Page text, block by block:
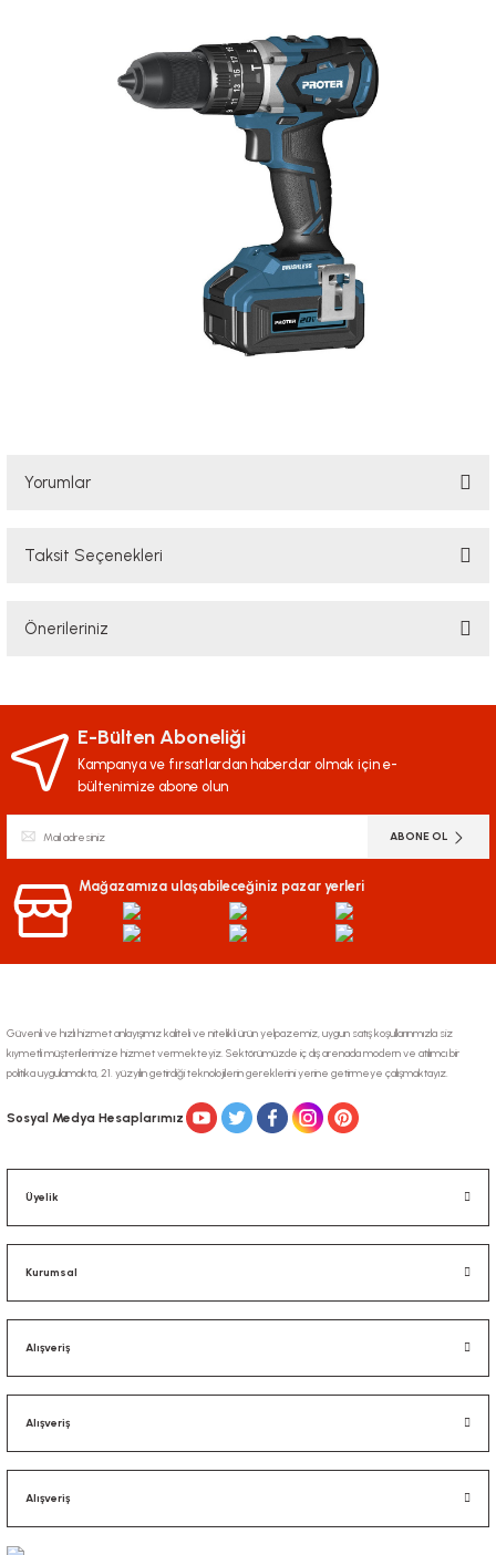
Yorumlar
Taksit Seçenekleri
Önerileriniz
iletebilirsiniz.
Görüş ve önerileriniz için teşekkür ederiz.
Ürün açıklamasında eksik bilgiler bulunuyor.
Ürün fiyatı diğer sitelerden daha pahalı.
Bu ürüne benzer farklı alternatifler olmalı.
Gönder
E-Bülten Aboneliği
Kampanya ve fırsatlardan haberdar olmak için e-
bültenimize abone olun
ABONE OL
Mağazamıza ulaşabileceğiniz pazar yerleri
Güvenli ve hızlı hizmet anlayışımız kaliteli ve nitelikli ürün yelpazemiz, uygun satış koşullarınmızla siz
kıymetli müşterilerimize hizmet vermekteyiz. Sektörümüzde iç dış arenada modern ve atılımcı bir
politika uygulamakta, 21. yüzyılın getirdiği teknolojilerin gereklerini yerine getirmeye çalışmaktayız.
Sosyal Medya Hesaplarımız
Üyelik
Kurumsal
Alışveriş
Alışveriş
Alışveriş